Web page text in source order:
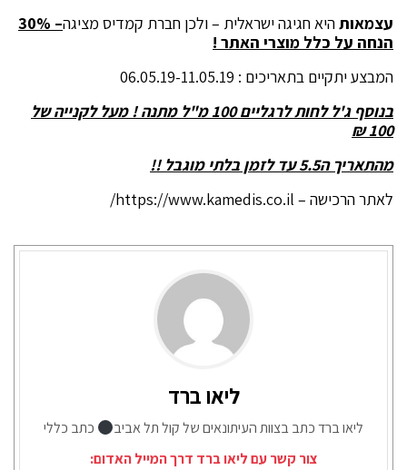
עצמאותהיא חגיגה ישראלית – ולכן חברת קמדיס מציגה
– 30%
הנחה על כלל מוצרי האתר !
המבצע יתקיים בתאריכים : 06.05.19-11.05.19
בנוסף ג'ל לחות לרגליים 100 מ"ל מתנה ! מעל לקנייה של
100 ₪
מהתאריך ה5.5 עד לזמן בלתי מוגבל !!
לאתר הרכישה – https://www.kamedis.co.il/
ליאו ברד
ליאו ברד כתב בצוות העיתונאים של קול תל אביב
כתב כללי
צור קשר עם ליאו ברד דרך המייל האדום: